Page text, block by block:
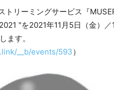
トリーミングサービス『
"を2021年11月5日（金）／
ます。
__b/events/593）